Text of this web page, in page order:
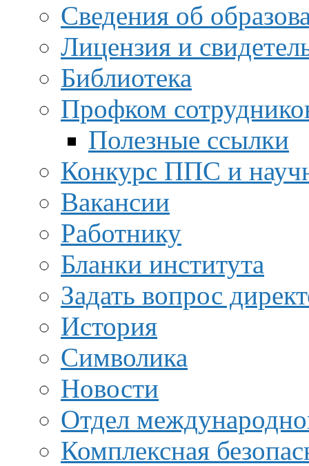
Сведения об
Лицензия и
Библиотека
Профком
Полезные ссылки
Конкурс ППС и
Вакансии
Работнику
Бланки института
Задать вопрос
История
Символика
Новости
Отдел
Комплексная